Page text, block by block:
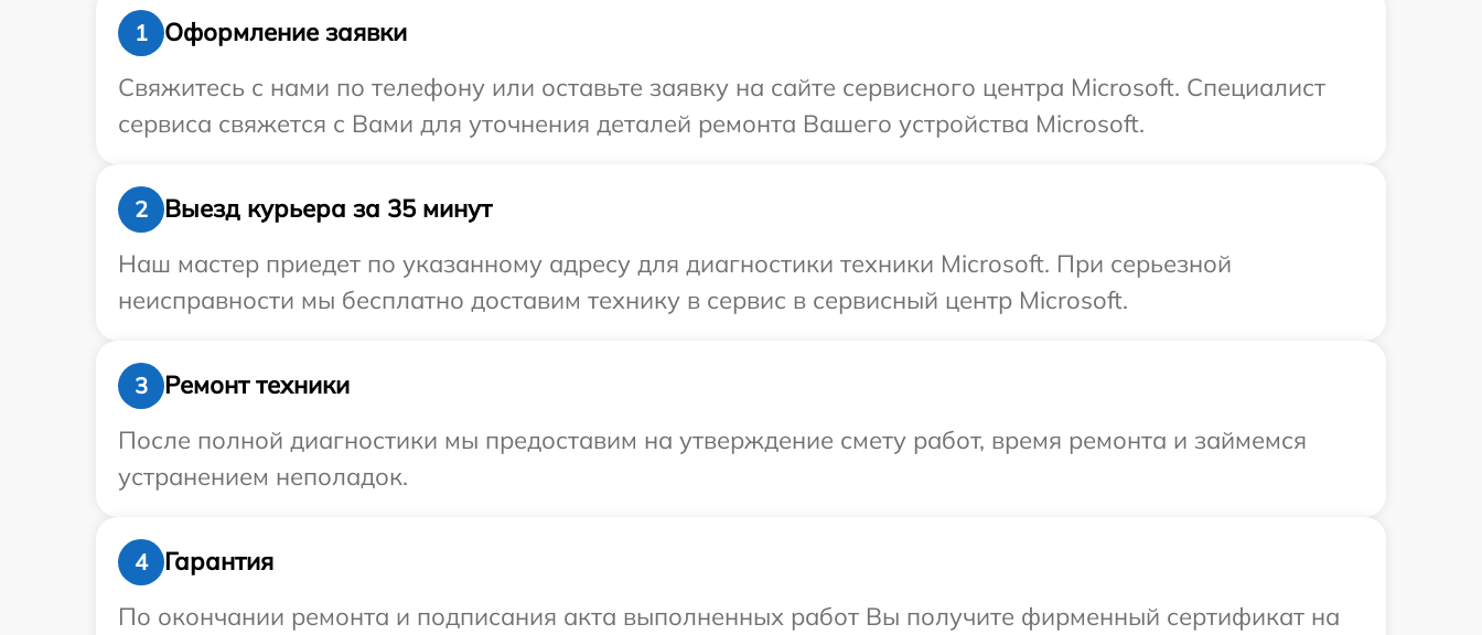
1
Оформление заявки
Свяжитесь с нами по телефону или оставьте заявку на сайте сервисного центра Microsoft. Специалист
сервиса свяжется с Вами для уточнения деталей ремонта Вашего устройства Microsoft.
2
Выезд курьера за 35 минут
Наш мастер приедет по указанному адресу для диагностики техники Microsoft. При серьезной
неисправности мы бесплатно доставим технику в сервис в сервисный центр Microsoft.
3
Ремонт техники
После полной диагностики мы предоставим на утверждение смету работ, время ремонта и займемся
устранением неполадок.
4
Гарантия
По окончании ремонта и подписания акта выполненных работ Вы получите фирменный сертификат на